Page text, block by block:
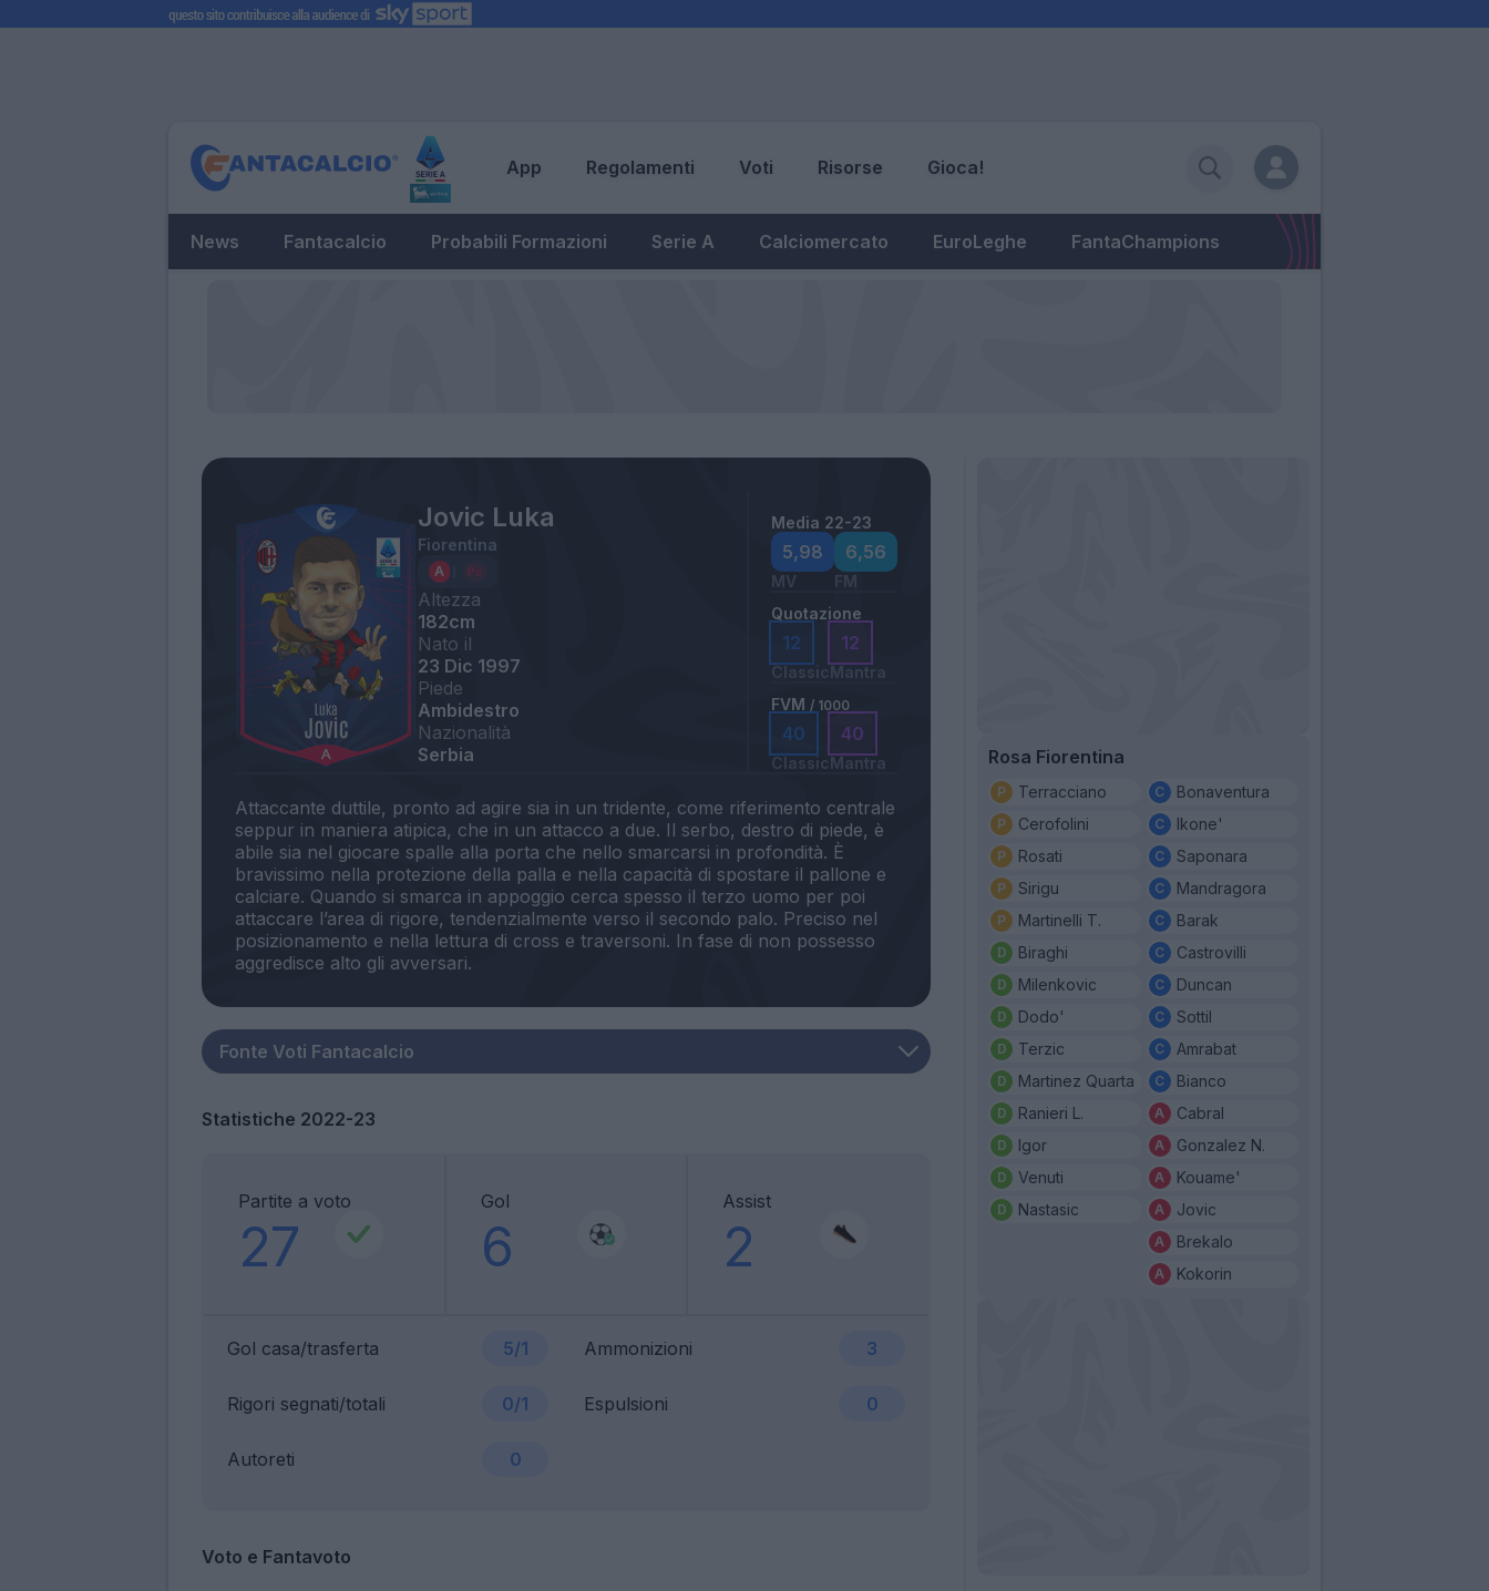
App Regolamenti Voti Risorse Gioca!
News Fantacalcio Probabili Formazioni Serie A Calciomercato EuroLeghe FantaChampions
Jovic Luka
Fiorentina
Altezza
182cm
Nato il
23 Dic 1997
Piede
Ambidestro
Nazionalità
Serbia
Media 22-23
5,98
MV
6,56
FM
Quotazione
12
Classic
12
Mantra
FVM / 1000
40
Classic
40
Mantra
Attaccante duttile, pronto ad agire sia in un tridente, come riferimento centrale
seppur in maniera atipica, che in un attacco a due. Il serbo, destro di piede, è
abile sia nel giocare spalle alla porta che nello smarcarsi in profondità. È
bravissimo nella protezione della palla e nella capacità di spostare il pallone e
calciare. Quando si smarca in appoggio cerca spesso il terzo uomo per poi
attaccare l’area di rigore, tendenzialmente verso il secondo palo. Preciso nel
posizionamento e nella lettura di cross e traversoni. In fase di non possesso
Statistiche 2022-23
Partite a voto
27
Gol
6
Assist
2
Gol casa/trasferta 5/1 Ammonizioni 3
Rigori segnati/totali 0/1 Espulsioni 0
Autoreti 0
Voto e Fantavoto
Rosa Fiorentina
Terracciano
Cerofolini
Rosati
Sirigu
Martinelli T.
Biraghi
Milenkovic
Dodo'
Terzic
Martinez Quarta
Ranieri L.
Igor
Venuti
Nastasic
Bonaventura
Ikone'
Saponara
Mandragora
Barak
Castrovilli
Duncan
Sottil
Amrabat
Bianco
Cabral
Gonzalez N.
Kouame'
Jovic
Brekalo
Kokorin